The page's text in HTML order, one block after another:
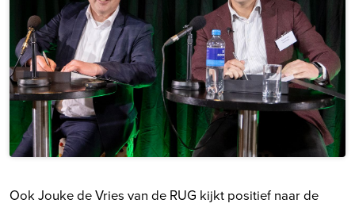
Ook Jouke de Vries van de RUG kijkt positief naar de